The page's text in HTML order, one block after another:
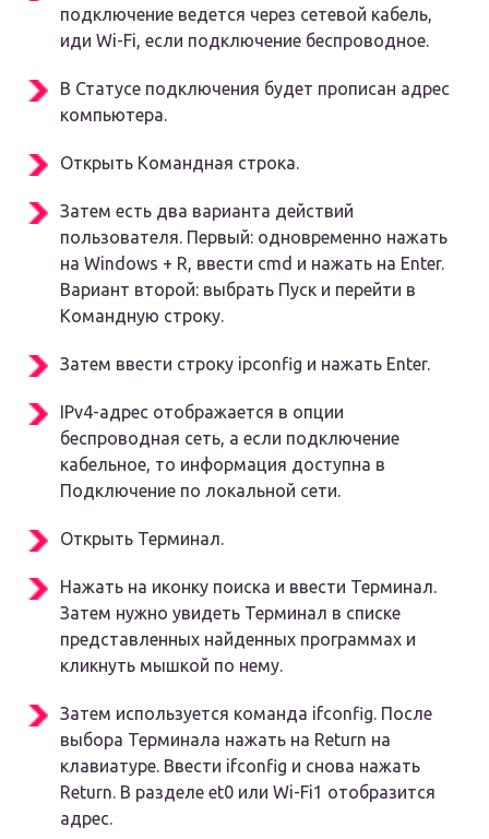
подключение ведется через сетевой кабель,
иди Wi-Fi, если подключение беспроводное.
В Статусе подключения будет прописан адрес
компьютера.
Открыть Командная строка.
Затем есть два варианта действий
пользователя. Первый: одновременно нажать
на Windows + R, ввести cmd и нажать на Enter.
Вариант второй: выбрать Пуск и перейти в
Командную строку.
Затем ввести строку ipconfig и нажать Enter.
IPv4-адрес отображается в опции
беспроводная сеть, а если подключение
кабельное, то информация доступна в
Подключение по локальной сети.
Открыть Терминал.
Нажать на иконку поиска и ввести Терминал.
Затем нужно увидеть Терминал в списке
представленных найденных программах и
кликнуть мышкой по нему.
Затем используется команда ifconfig. После
выбора Терминала нажать на Return на
клавиатуре. Ввести ifconfig и снова нажать
Return. В разделе et0 или Wi-Fi1 отобразится
адрес.